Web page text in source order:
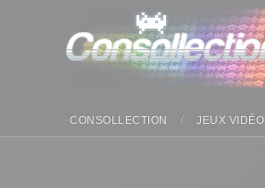
CONSOLLECTION JEUX VIDÉO
Panneau de gestion des cookies